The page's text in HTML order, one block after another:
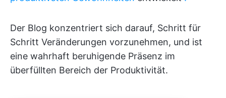
Der Blog konzentriert sich darauf, Schritt für
Schritt Veränderungen vorzunehmen, und ist
eine wahrhaft beruhigende Präsenz im
überfüllten Bereich der Produktivität.